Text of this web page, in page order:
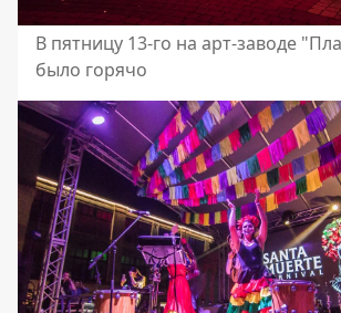
В пятницу 13-го на арт-заводе
было горячо